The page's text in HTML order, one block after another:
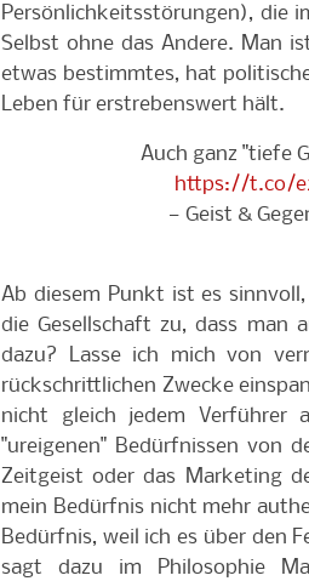
Persönlichkeitsstörungen), die
Selbst ohne das Andere. Man
etwas bestimmtes, hat
Leben für erstrebenswert hält.
Auch ganz "tiefe
https://t.co/
— Geist &
Ab diesem Punkt ist es
die Gesellschaft zu, dass man
dazu? Lasse ich mich von
rückschrittlichen Zwecke
nicht gleich jedem Verführer
"ureigenen" Bedürfnissen von
Zeitgeist oder das Marketing
mein Bedürfnis nicht mehr
Bedürfnis, weil ich es über den
sagt dazu im Philosophie